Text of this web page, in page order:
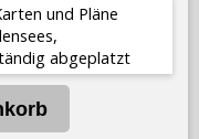
und Pläne
abgeplatzt